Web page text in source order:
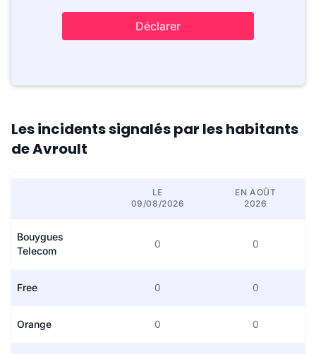
Déclarer
Les incidents signalés par les habitants
de Avroult
LE
09/08/2026
EN AOÛT
2026
Bouygues
Telecom
0 0
Free 0 0
Orange 0 0